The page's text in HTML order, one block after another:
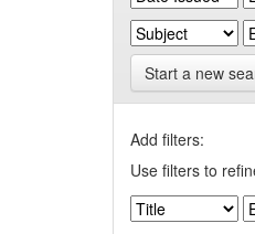
Start a new
Add filters:
Use filters to